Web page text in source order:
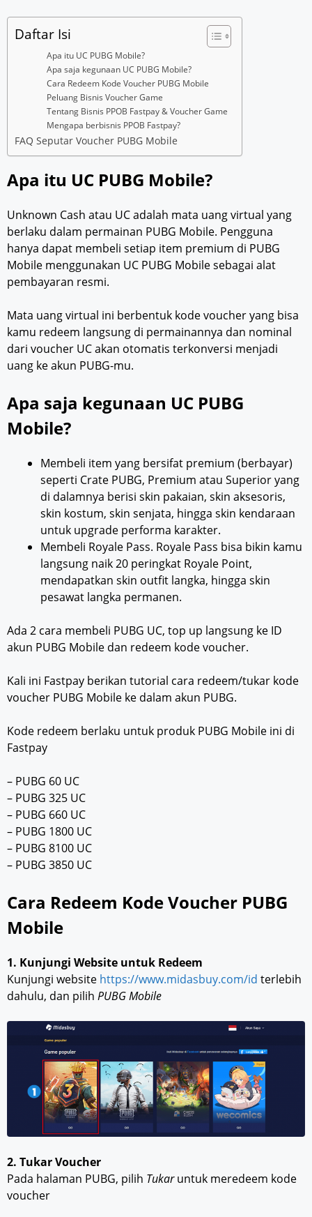
Daftar Isi
Apa itu UC PUBG Mobile?
Apa saja kegunaan UC PUBG Mobile?
Cara Redeem Kode Voucher PUBG Mobile
Peluang Bisnis Voucher Game
Tentang Bisnis PPOB Fastpay & Voucher Game
Mengapa berbisnis PPOB Fastpay?
FAQ Seputar Voucher PUBG Mobile
Apa itu UC PUBG Mobile?
Unknown Cash atau UC adalah mata uang virtual yang
berlaku dalam permainan PUBG Mobile. Pengguna
hanya dapat membeli setiap item premium di PUBG
Mobile menggunakan UC PUBG Mobile sebagai alat
pembayaran resmi.
Mata uang virtual ini berbentuk kode voucher yang bisa
kamu redeem langsung di permainannya dan nominal
dari voucher UC akan otomatis terkonversi menjadi
uang ke akun PUBG-mu.
Apa saja kegunaan UC PUBG
Mobile?
Membeli item yang bersifat premium (berbayar)
seperti Crate PUBG, Premium atau Superior yang
di dalamnya berisi skin pakaian, skin aksesoris,
skin kostum, skin senjata, hingga skin kendaraan
untuk upgrade performa karakter.
Membeli Royale Pass. Royale Pass bisa bikin kamu
langsung naik 20 peringkat Royale Point,
mendapatkan skin outfit langka, hingga skin
pesawat langka permanen.
Ada 2 cara membeli PUBG UC, top up langsung ke ID
akun PUBG Mobile dan redeem kode voucher.
Kali ini Fastpay berikan tutorial cara redeem/tukar kode
voucher PUBG Mobile ke dalam akun PUBG.
Kode redeem berlaku untuk produk PUBG Mobile ini di
Fastpay
– PUBG 60 UC
– PUBG 325 UC
– PUBG 660 UC
– PUBG 1800 UC
– PUBG 8100 UC
– PUBG 3850 UC
Cara Redeem Kode Voucher PUBG
Mobile
1. Kunjungi Website untuk Redeem
Kunjungi website https://www.midasbuy.com/id terlebih
dahulu, dan pilih PUBG Mobile
2. Tukar Voucher
Pada halaman PUBG, pilih Tukaruntuk meredeem kode
voucher